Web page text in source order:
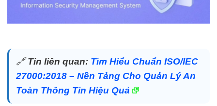
🔗Tin liên quan: Tìm Hiểu Chuẩn ISO/IEC
27000:2018 – Nền Tảng Cho Quản Lý An
Toàn Thông Tin Hiệu Quả